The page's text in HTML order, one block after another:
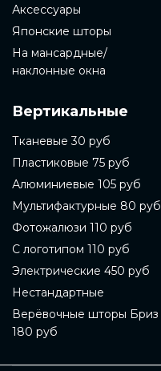
Аксессуары
Японские шторы
На мансардные/
наклонные окна
Вертикальные
Тканевые 30 руб
Пластиковые 75 руб
Алюминиевые 105 руб
Мультифактурные 80 руб
Фотожалюзи 110 руб
С логотипом 110 руб
Электрические 450 руб
Нестандартные
Верёвочные шторы Бриз
180 руб